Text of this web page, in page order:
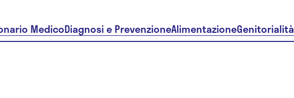
MedicoDiagnosi e PrevenzioneAlimentazioneGenitorialità